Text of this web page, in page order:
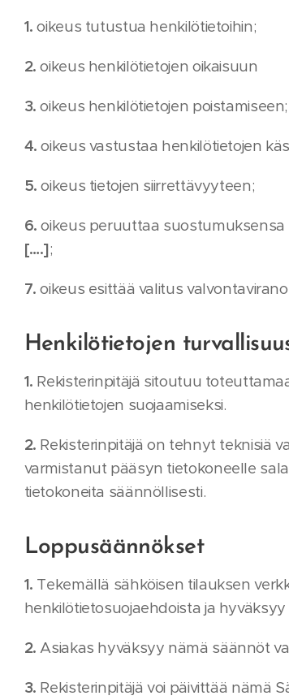
1.oikeus tutustua henkilötietoihin;
2.oikeus henkilötietojen oikaisuun
3.oikeus henkilötietojen poistamiseen;
4.oikeus vastustaa henkilötietojen
5.oikeus tietojen siirrettävyyteen;
6.oikeus peruuttaa suostumuksensa
[….];
7.oikeus esittää valitus
Henkilötietojen
1. Rekisterinpitäjä sitoutuu
henkilötietojen suojaamiseksi.
2. Rekisterinpitäjä on tehnyt teknisiä
varmistanut pääsyn tietokoneelle
tietokoneita säännöllisesti.
Loppusäännökset
1. Tekemällä sähköisen tilauksen
henkilötietosuojaehdoista ja
2.Asiakas hyväksyy nämä säännöt
3. Rekisterinpitäjä voi päivittää nämä